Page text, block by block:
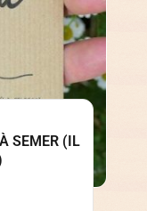
SEMER (IL